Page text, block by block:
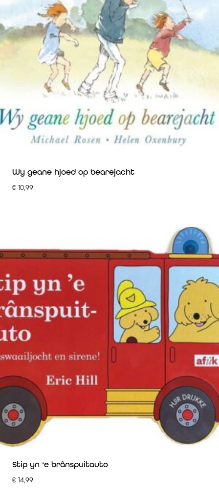
Wy geane hjoed op bearejacht
€ 10,99
Stip yn ‘e brânspuitauto
€ 14,99